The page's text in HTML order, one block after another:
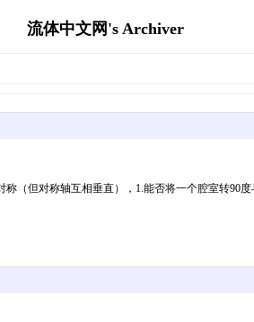
流体中文网's Archiver
（但对称轴互相垂直），1.能否将一个腔室转90